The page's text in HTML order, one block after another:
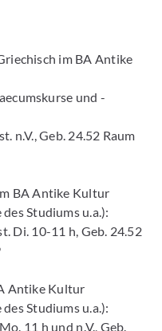
im BA Antike
und -
n.V., Geb. 24.52 Raum
BA Antike Kultur
Studiums u.a.):
Di. 10-11 h, Geb. 24.52
Antike Kultur
Studiums u.a.):
11 h und n.V., Geb.